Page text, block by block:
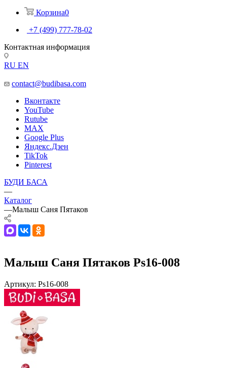
Корзина0
+7 (499) 777-78-02
Контактная информация
RU EN
contact@budibasa.com
Вконтакте
YouTube
Rutube
MAX
Google Plus
Яндекс.Дзен
TikTok
Pinterest
БУДИ БАСА
—
Каталог
—Малыш Саня Пятаков
Малыш Саня Пятаков Ps16-008
Артикул: Ps16-008